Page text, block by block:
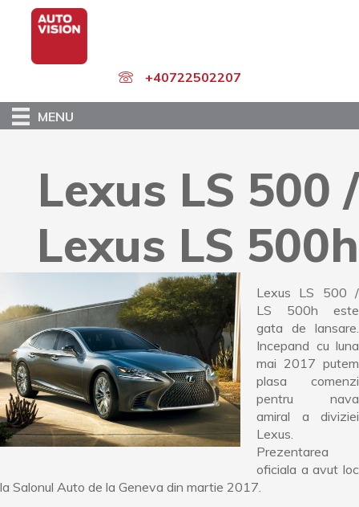
content
+40722502207
MENU
Lexus LS 500 /
Lexus LS 500h
Lexus LS 500 /
LS 500h este
gata de lansare.
Incepand cu luna
mai 2017 putem
plasa comenzi
pentru nava
amiral a diviziei
Lexus.
Prezentarea
oficiala a avut loc
la Salonul Auto de la Geneva din martie 2017.